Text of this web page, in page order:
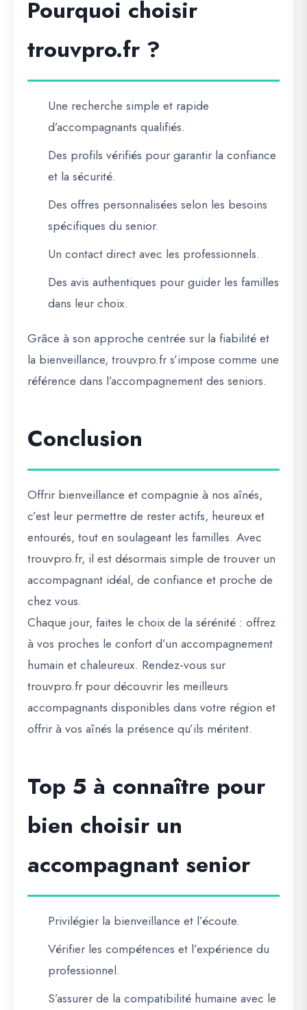
Pourquoi choisir
trouvpro.fr ?
Une recherche simple et rapide
d’accompagnants qualifiés.
Des profils vérifiés pour garantir la confiance
et la sécurité.
Des offres personnalisées selon les besoins
spécifiques du senior.
Un contact directavec les professionnels.
Des avis authentiques pour guider les familles
dans leur choix.
Grâce à son approche centrée sur la fiabilité et
la bienveillance, trouvpro.frs’impose comme une
référence dans l’accompagnement des seniors.
Conclusion
Offrir bienveillance et compagnie à nos aînés,
c’est leur permettre de rester actifs, heureux et
entourés, tout en soulageant les familles. Avec
trouvpro.fr, il est désormais simple de trouver un
accompagnant idéal, de confiance et proche de
chez vous.
Chaque jour, faites le choix de la sérénité : offrez
à vos proches le confort d’un accompagnement
humain et chaleureux. Rendez-vous sur
trouvpro.fr pour découvrir les meilleurs
accompagnants disponibles dans votre région et
offrir à vos aînés la présence qu’ils méritent.
Top 5 à connaître pour
bien choisir un
accompagnant senior
Privilégier la bienveillance et l’écoute.
Vérifier les compétences et l’expérience du
professionnel.
S’assurer de la compatibilité humaine avec le